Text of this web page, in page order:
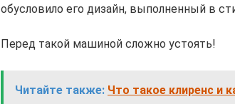
обусловило его дизайн, выполненный в
Перед такой машиной сложно устоять!
Читайте также: Что такое клиренс и